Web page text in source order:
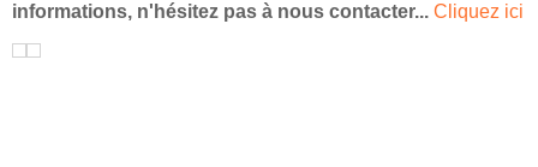
informations, n'hésitez pas à nous contacter... Cliquez ici